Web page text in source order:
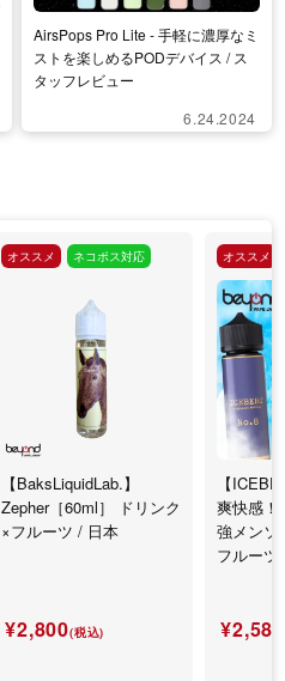
AirsPops Pro Lite - 手軽に濃厚なミ
ストを楽しめるPODデバイス / ス
タッフレビュー
6.24.2024
オススメ ネコポス対応
【BaksLiquidLab.】
Zepher［60ml］ ドリンク
×フルーツ / 日本
¥2,800(税込)
オススメ
【
爽快感！
強メン
フルーツ
¥2,580